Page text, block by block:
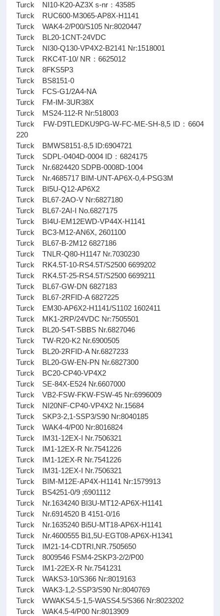
Turck NI10-K20-AZ3X s-nr：43585
Turck RUC600-M3065-AP8X-H1141
Turck WAK4-2/P00/S105 Nr:8020447
Turck BL20-1CNT-24VDC
Turck NI30-Q130-VP4X2-B2141 Nr:1518001
Turck RKC4T-10/ NR：6625012
Turck 8FKS5P3
Turck BS8151-0
Turck FCS-G1/2A4-NA
Turck FM-IM-3UR38X
Turck MS24-112-R Nr:518003
Turck FW-D9TLEDKU9PG-W-FC-ME-SH-8,5 ID：6604
220
Turck BMWS8151-8,5 ID:6904721
Turck SDPL-0404D-0004 ID：6824175
Turck Nr.6824420 SDPB-0008D-1004
Turck Nr.4685717 BIM-UNT-AP6X-0,4-PSG3M
Turck BI5U-Q12-AP6X2
Turck BL67-2AO-V Nr:6827180
Turck BL67-2AI-I No.6827175
Turck BI4U-EM12EWD-VP44X-H1141
Turck BC3-M12-AN6X, 2601100
Turck BL67-B-2M12 6827186
Turck TNLR-Q80-H1147 Nr.7030230
Turck RK4.5T-10-RS4.5T/S2500 6699202
Turck RK4.5T-25-RS4.5T/S2500 6699211
Turck BL67-GW-DN 6827183
Turck BL67-2RFID-A 6827225
Turck EM30-AP6X2-H1141/S1102 1602411
Turck MK1-2RP/24VDC Nr:7505501
Turck BL20-S4T-SBBS Nr.6827046
Turck TW-R20-K2 Nr.6900505
Turck BL20-2RFID-A Nr.6827233
Turck BL20-GW-EN-PN Nr.6827300
Turck BC20-CP40-VP4X2
Turck SE-84X-E524 Nr.6607000
Turck VB2-FSW-FKW-FSW-45 Nr:6996009
Turck NI20NF-CP40-VP4X2 Nr.15684
Turck SKP3-2,1-SSP3/S90 Nr:8040185
Turck WAK4-4/P00 Nr:8016824
Turck IM31-12EX-I Nr.7506321
Turck IM1-12EX-R Nr.7541226
Turck IM1-12EX-R Nr.7541226
Turck IM31-12EX-I Nr.7506321
Turck BIM-M12E-AP4X-H1141 Nr:1579913
Turck BS4251-0/9 ;6901112
Turck Nr.1634240 BI3U-MT12-AP6X-H1141
Turck Nr.6914520 B 4151-0/16
Turck Nr.1635240 Bi5U-MT18-AP6X-H1141
Turck Nr.4600555 Bi1,5U-EGT08-AP6X-H1341
Turck IM21-14-CDTRI,NR.7505650
Turck 8009546 FSM4-2SKP3-2/2/P00
Turck IM1-22EX-R Nr.7541231
Turck WAKS3-10/S366 Nr:8019163
Turck WAK3-1,2-SSP3/S90 Nr:8040769
Turck WWAKS4.5-1,5-WASS4.5/S366 Nr:8023202
Turck WAK4.5-4/P00 Nr:8013909